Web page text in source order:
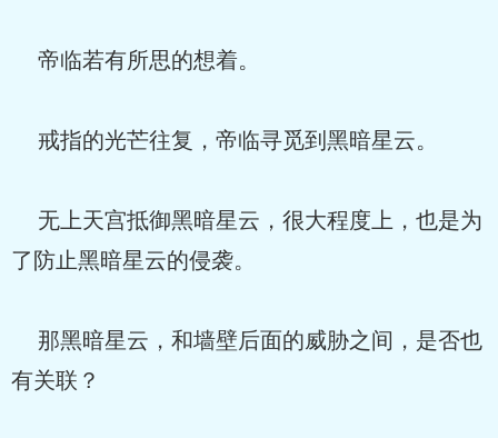
帝临若有所思的想着。
戒指的光芒往复，帝临寻觅到黑暗星云。
无上天宫抵御黑暗星云，很大程度上，也是为
了防止黑暗星云的侵袭。
那黑暗星云，和墙壁后面的威胁之间，是否也
有关联？